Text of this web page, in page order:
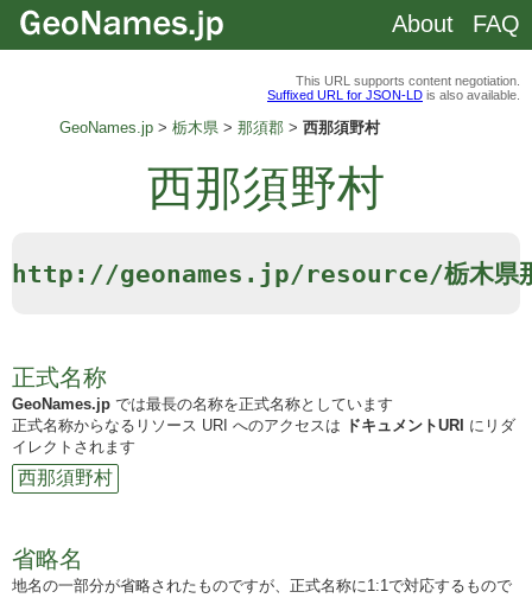
This URL supports content negotiation.
Suffixed URL for JSON-LD is also available.
GeoNames.jp 栃木県 那須郡 西那須野村
西那須野村
http://geonames.jp/resource/栃木県那
正式名称
GeoNames.jp では最長の名称を正式名称としています
正式名称からなるリソース URI へのアクセスは ドキュメントURI にリダ
イレクトされます
西那須野村
省略名
地名の一部分が省略されたものですが、正式名称に1:1で対応するもので
About FAQ